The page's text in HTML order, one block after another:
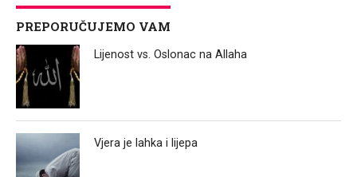
PREPORUČUJEMO VAM
Lijenost vs. Oslonac na Allaha
Vjera je lahka i lijepa